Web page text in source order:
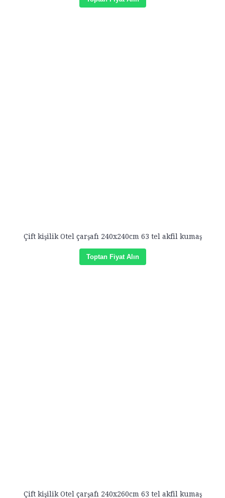
Çift kişilik Otel çarşafı 240x240cm 63 tel akfil kumaş
Toptan Fiyat Alın
Çift kişilik Otel çarşafı 240x260cm 63 tel akfil kumaş